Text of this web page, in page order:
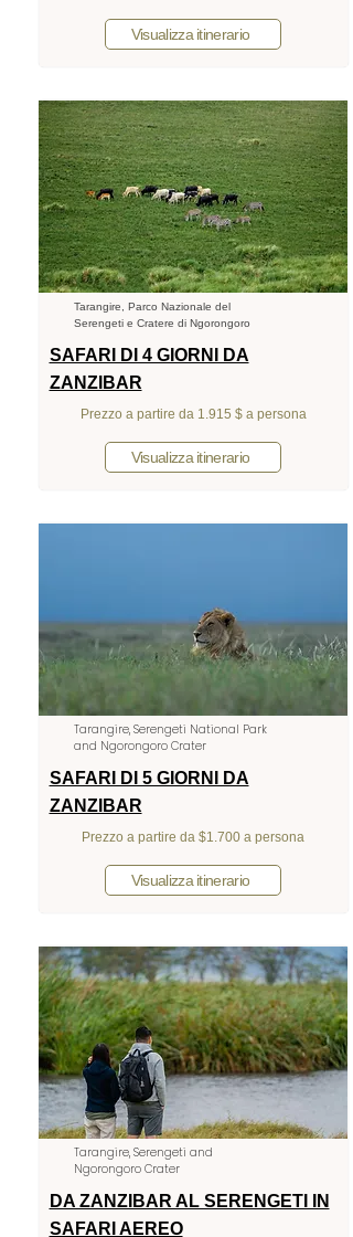
Visualizza itinerario
Tarangire, Parco Nazionale del
Serengeti e Cratere di Ngorongoro
SAFARI DI 4 GIORNI DA
ZANZIBAR
Prezzo a partire da 1.915 $ a persona
Visualizza itinerario
Tarangire, Serengeti National Park
and Ngorongoro Crater
SAFARI DI 5 GIORNI DA
ZANZIBAR
Prezzo a partire da $1.700 a persona
Visualizza itinerario
Tarangire, Serengeti and
Ngorongoro Crater
DA ZANZIBAR AL SERENGETI IN
SAFARI AEREO